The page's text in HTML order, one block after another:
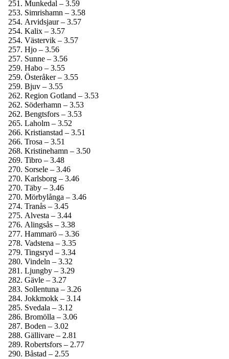
Munkedal – 3.59
Simrishamn – 3.58
Arvidsjaur – 3.57
Kalix – 3.57
Västervik – 3.57
Hjo – 3.56
Sunne – 3.56
Habo – 3.55
Österåker – 3.55
Bjuv – 3.55
Region Gotland – 3.53
Söderhamn – 3.53
Bengtsfors – 3.53
Laholm – 3.52
Kristianstad – 3.51
Trosa – 3.51
Kristinehamn – 3.50
Tibro – 3.48
Sorsele – 3.46
Karlsborg – 3.46
Täby – 3.46
Mörbylånga – 3.46
Tranås – 3.45
Alvesta – 3.44
Alingsås – 3.38
Hammarö – 3.36
Vadstena – 3.35
Tingsryd – 3.34
Vindeln – 3.32
Ljungby – 3.29
Gävle – 3.27
Sollentuna – 3.26
Jokkmokk – 3.14
Svedala – 3.12
Bromölla – 3.06
Boden – 3.02
Gällivare – 2.81
Robertsfors – 2.77
Båstad – 2.55